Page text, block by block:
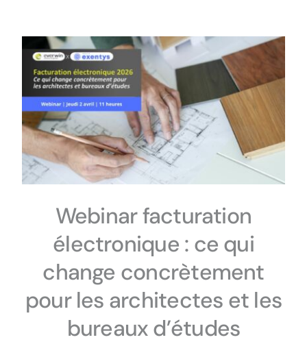
Webinar facturation
électronique : ce qui
change concrètement
pour les architectes et les
bureaux d’études